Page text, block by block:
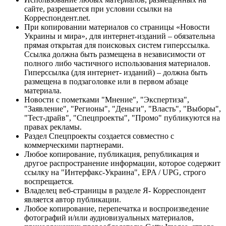
сайте, разрешается при условии ссылки на
Корреспондент.net.
При копировании материалов со страницы «Новости
Украины и мира», для интернет-изданий – обязательна
прямая открытая для поисковых систем гиперссылка.
Ссылка должна быть размещена в независимости от
полного либо частичного использования материалов.
Гиперссылка (для интернет- изданий) – должна быть
размещена в подзаголовке или в первом абзаце
материала.
Новости с пометками "Мнение", "Экспертиза",
"Заявление", "Регионы", "Деньги", "Власть", "Выборы",
"Тест-драйв", "Спецпроекты", "Промо" публикуются на
правах рекламы.
Раздел Спецпроекты создается совместно с
коммерческими партнерами.
Любое копирование, публикация, републикация и
другое распространение информации, которое содержит
ссылку на "Интерфакс-Украина", EPA / UPG, строго
воспрещается.
Владелец веб-страницы в разделе Я- Корреспондент
является автор публикации.
Любое копирование, перепечатка и воспроизведение
фотографий и/или аудиовизуальных материалов,